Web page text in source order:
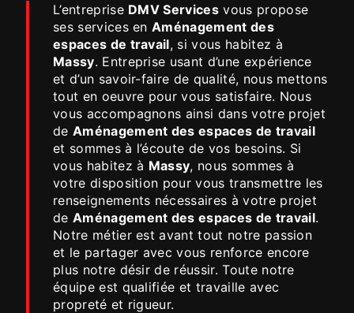
L’entreprise DMV Services vous propose
ses services enAménagement des
espaces de travail, si vous habitez à
Massy. Entreprise usant d’une expérience
et d’un savoir-faire de qualité, nous mettons
tout en oeuvre pour vous satisfaire. Nous
vous accompagnons ainsi dans votre projet
de Aménagement des espaces de travail
et sommes à l’écoute de vos besoins. Si
vous habitez à Massy, nous sommes à
votre disposition pour vous transmettre les
renseignements nécessaires à votre projet
de Aménagement des espaces de travail.
Notre métier est avant tout notre passion
et le partager avec vous renforce encore
plus notre désir de réussir. Toute notre
équipe est qualifiée et travaille avec
propreté et rigueur.